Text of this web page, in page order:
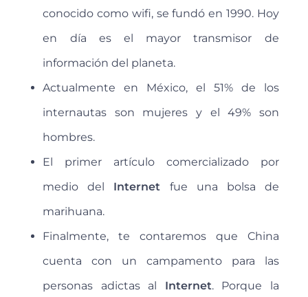
conocido como wifi, se fundó en 1990. Hoy
en día es el mayor transmisor de
información del planeta.
Actualmente en México, el 51% de los
internautas son mujeres y el 49% son
hombres.
El primer artículo comercializado por
medio del
Internet fue una bolsa de
marihuana.
Finalmente, te contaremos que China
cuenta con un campamento para las
personas adictas al Internet. Porque la